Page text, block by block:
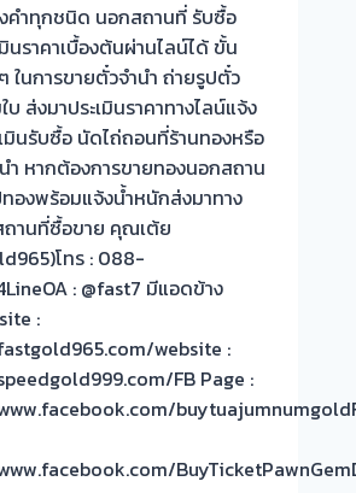
นี้
ครับ
!
เรา
รับ
ซื้อ
ให้
ราคา
ดี
จ่าย
เงินสด
ทันที
ไม่
ยุ่ง
คำทุกชนิด นอกสถานที่ รับซื้อ
นราคาเบื้องต้นผ่านไลน์ได้ ขั้น
ในการขายตั๋วจำนำ ถ่ายรูปตั๋ว
บ ส่งมาประเมินราคาทางไลน์แจ้ง
มินรับซื้อ นัดไถ่ถอนที่ร้านทองหรือ
ำ หากต้องการขายทองนอกสถาน
องพร้อมแจ้งน้ำหนักส่งมาทาง
านที่ซื้อขาย คุณเต้ย
โทร : 088-
: @fast7 มีแอดข้าง
:
website :
FB Page :